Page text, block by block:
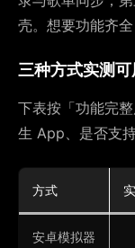
壳。想要功能齐
三种方式实测
下表按「功能完
生 App、是否支
方式
安卓模拟器